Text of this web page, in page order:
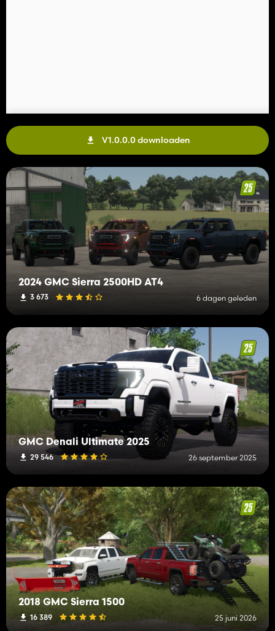
V1.0.0.0 downloaden
2024 GMC Sierra 2500HD AT4
3 673 6 dagen geleden
GMC Denali Ultimate 2025
29 546 26 september 2025
2018 GMC Sierra 1500
16 389 25 juni 2026